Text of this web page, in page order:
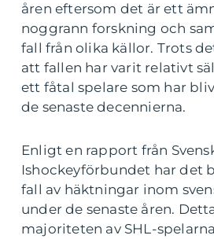
åren eftersom det är ett
noggrann forskning och
fall från olika källor. Trots
att fallen har varit relativt
ett fåtal spelare som har
de senaste decennierna.
Enligt en rapport från
Ishockeyförbundet har det
fall av häktningar inom
under de senaste åren.
majoriteten av SHL-